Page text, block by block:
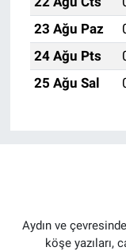
23 Ağu Paz
24 Ağu Pts
25 Ağu Sal
Aydın ve
köşe yazıları,